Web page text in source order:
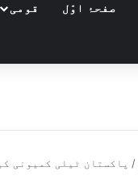
صفحۂ اوّل قومی
/ پاکستان ٹیلی کمیونی